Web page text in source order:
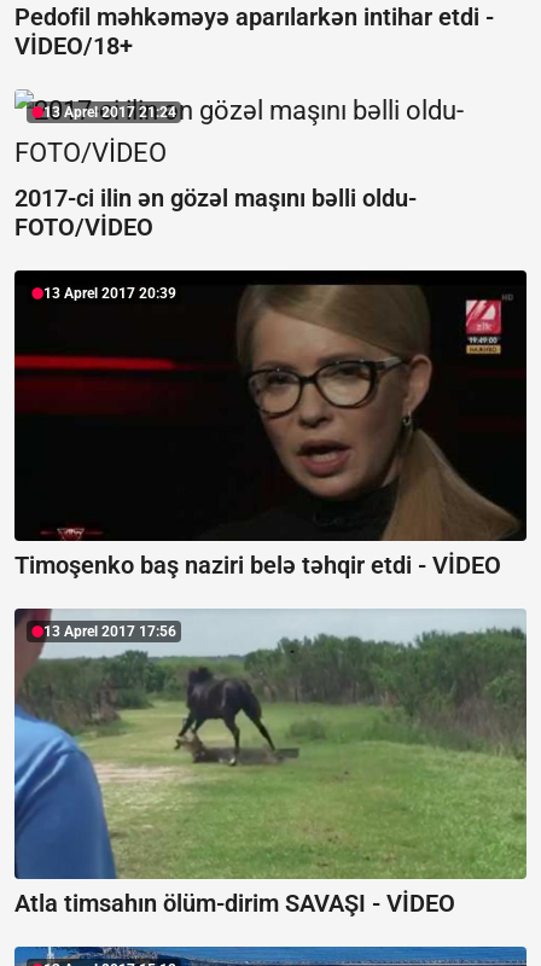
Pedofil məhkəməyə aparılarkən intihar etdi -
VİDEO/18+
13 Aprel 2017 21:24
2017-ci ilin ən gözəl maşını bəlli oldu-
FOTO/VİDEO
13 Aprel 2017 20:39
Timoşenko baş naziri belə təhqir etdi - VİDEO
13 Aprel 2017 17:56
Atla timsahın ölüm-dirim SAVAŞI - VİDEO